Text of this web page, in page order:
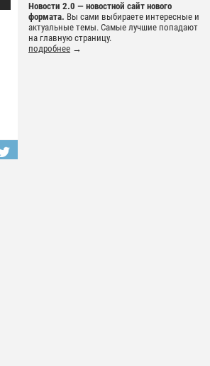
Новости 2.0 — новостной сайт нового
формата. Вы сами выбираете интересные и
актуальные темы. Самые лучшие попадают
на главную страницу.
подробнее →